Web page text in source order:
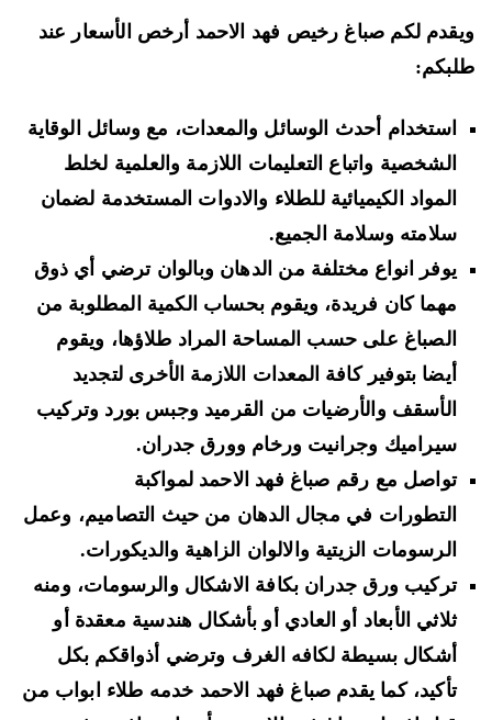
لكم صباغ رخيص فهد الاحمد أرخص الأسعار عند
استخدام أحدث الوسائل والمعدات، مع وسائل الوقاية
الشخصية واتباع التعليمات اللازمة والعلمية لخلط
المواد الكيميائية للطلاء والادوات المستخدمة لضمان
سلامته وسلامة الجميع.
يوفر انواع مختلفة من الدهان وبالوان ترضي أي ذوق
مهما كان فريدة، ويقوم بحساب الكمية المطلوبة من
الصباغ على حسب المساحة المراد طلاؤها، ويقوم
أيضا بتوفير كافة المعدات اللازمة الأخرى لتجديد
الأسقف والأرضيات من القرميد وجبس بورد وتركيب
سيراميك وجرانيت ورخام وورق جدران.
تواصل مع رقم صباغ فهد الاحمد لمواكبة
التطورات في مجال الدهان من حيث التصاميم، وعمل
الرسومات الزيتية والالوان الزاهية والديكورات.
تركيب ورق جدران بكافة الاشكال والرسومات، ومنه
ثلاثي الأبعاد أو العادي أو بأشكال هندسية معقدة أو
أشكال بسيطة لكافه الغرف وترضي أذواقكم بكل
تأكيد، كما يقدم صباغ فهد الاحمد خدمه طلاء ابواب من